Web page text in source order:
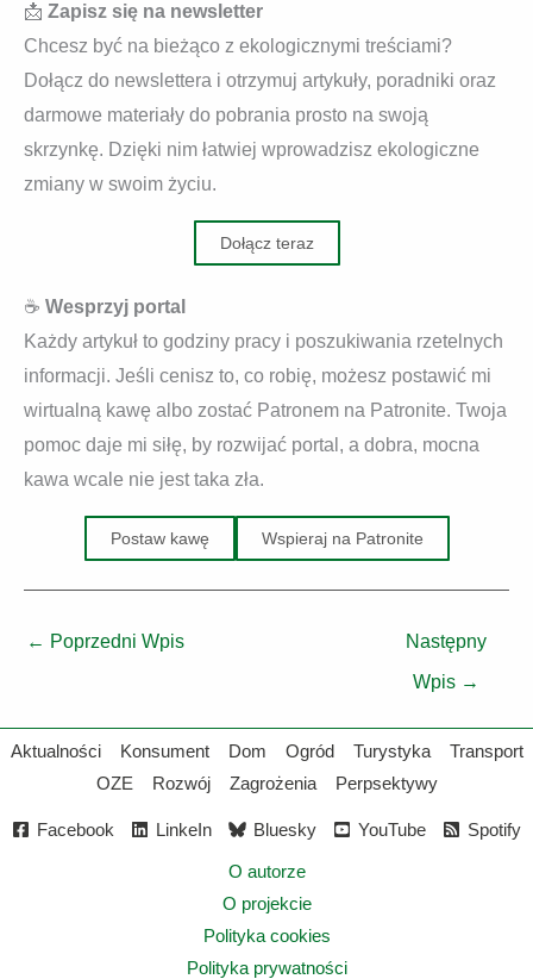
📩 Zapisz się na newsletter
Chcesz być na bieżąco z ekologicznymi treściami?
Dołącz do newslettera i otrzymuj artykuły, poradniki oraz
darmowe materiały do pobrania prosto na swoją
skrzynkę. Dzięki nim łatwiej wprowadzisz ekologiczne
zmiany w swoim życiu.
Dołącz teraz
☕ Wesprzyj portal
Każdy artykuł to godziny pracy i poszukiwania rzetelnych
informacji. Jeśli cenisz to, co robię, możesz postawić mi
wirtualną kawę albo zostać Patronem na Patronite. Twoja
pomoc daje mi siłę, by rozwijać portal, a dobra, mocna
kawa wcale nie jest taka zła.
Postaw kawę Wspieraj na Patronite
← Poprzedni Wpis
Następny
Wpis →
Aktualności Konsument Dom Ogród Turystyka
Transport
OZE
Rozwój Zagrożenia Perpsektywy
Facebook LinkeIn Bluesky YouTube Spotify
O autorze
O projekcie
Polityka cookies
Polityka prywatności